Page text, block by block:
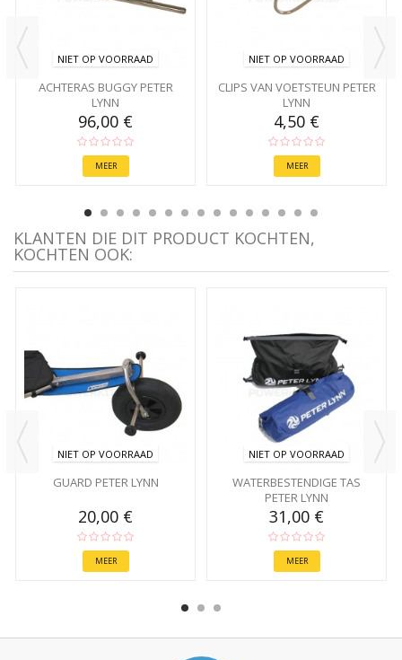
NIET OP VOORRAAD
ACHTERAS BUGGY PETER
LYNN
96,00 €
MEER
NIET OP VOORRAAD
CLIPS VAN VOETSTEUN PETER
LYNN
4,50 €
MEER
KLANTEN DIE DIT PRODUCT KOCHTEN,
KOCHTEN OOK:
NIET OP VOORRAAD
GUARD PETER LYNN
20,00 €
MEER
NIET OP VOORRAAD
WATERBESTENDIGE TAS
PETER LYNN
31,00 €
MEER